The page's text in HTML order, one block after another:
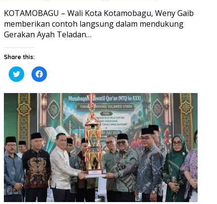
KOTAMOBAGU – Wali Kota Kotamobagu, Weny Gaib
memberikan contoh langsung dalam mendukung
Gerakan Ayah Teladan…
Share this:
Klik
untuk
berbagi
Twitter(Membuka
di
jendela
yang
baru)
Klik
untuk
Facebook(Membuka
di
jendela
yang
baru)